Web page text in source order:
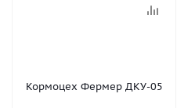
Кормоцех Фермер ДКУ-05